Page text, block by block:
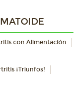
con Alimentación
¡Triunfos!